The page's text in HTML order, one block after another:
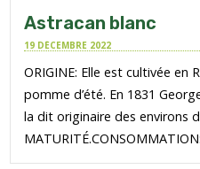
Astracan blanc
19 DÉCEMBRE 2022
ORIGINE: Elle est cultivée en
pomme d’été. En 1831
la dit originaire des environs